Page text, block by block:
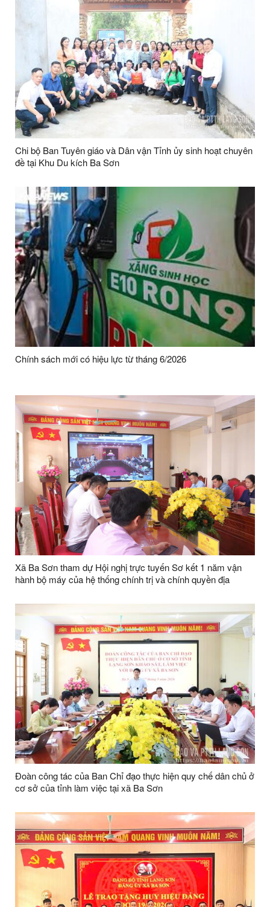
Chi bộ Ban Tuyên giáo và Dân vận Tỉnh ủy sinh hoạt chuyên
đề tại Khu Du kích Ba Sơn
Chính sách mới có hiệu lực từ tháng 6/2026
Xã Ba Sơn tham dự Hội nghị trực tuyến Sơ kết 1 năm vận
hành bộ máy của hệ thống chính trị và chính quyền địa
Đoàn công tác của Ban Chỉ đạo thực hiện quy chế dân chủ ở
cơ sở của tỉnh làm việc tại xã Ba Sơn